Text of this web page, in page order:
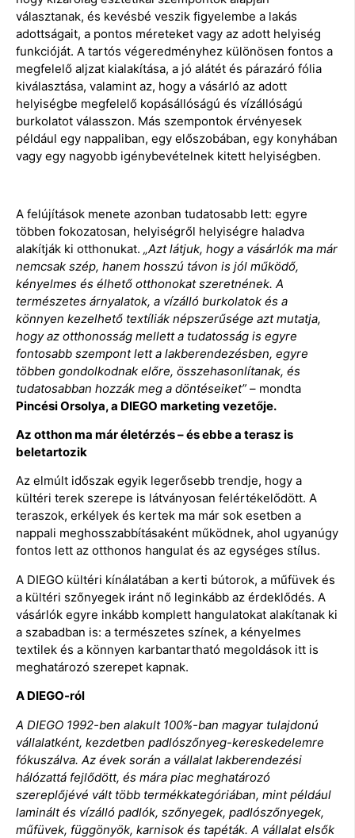
választanak, és kevésbé veszik figyelembe a lakás
adottságait, a pontos méreteket vagy az adott helyiség
funkcióját. A tartós végeredményhez különösen fontos a
megfelelő aljzat kialakítása, a jó alátét és párazáró fólia
kiválasztása, valamint az, hogy a vásárló az adott
helyiségbe megfelelő kopásállóságú és vízállóságú
burkolatot válasszon. Más szempontok érvényesek
például egy nappaliban, egy előszobában, egy konyhában
vagy egy nagyobb igénybevételnek kitett helyiségben.
A felújítások menete azonban tudatosabb lett: egyre
többen fokozatosan, helyiségről helyiségre haladva
alakítják ki otthonukat. „Azt látjuk, hogy a vásárlók ma már
nemcsak szép, hanem hosszú távon is jól működő,
kényelmes és élhető otthonokat szeretnének. A
természetes árnyalatok, a vízálló burkolatok és a
könnyen kezelhető textíliák népszerűsége azt mutatja,
hogy az otthonosság mellett a tudatosság is egyre
fontosabb szempont lett a lakberendezésben, egyre
többen gondolkodnak előre, összehasonlítanak, és
tudatosabban hozzák meg a döntéseiket” – mondta
Pincési Orsolya, a DIEGO marketing vezetője.
Az otthon ma már életérzés – és ebbe a terasz is
beletartozik
Az elmúlt időszak egyik legerősebb trendje, hogy a
kültéri terek szerepe is látványosan felértékelődött. A
teraszok, erkélyek és kertek ma már sok esetben a
nappali meghosszabbításaként működnek, ahol ugyanúgy
fontos lett az otthonos hangulat és az egységes stílus.
A DIEGO kültéri kínálatában a kerti bútorok, a műfüvek és
a kültéri szőnyegek iránt nő leginkább az érdeklődés. A
vásárlók egyre inkább komplett hangulatokat alakítanak ki
a szabadban is: a természetes színek, a kényelmes
textilek és a könnyen karbantartható megoldások itt is
meghatározó szerepet kapnak.
A DIEGO-ról
A DIEGO 1992-ben alakult 100%-ban magyar tulajdonú
vállalatként, kezdetben padlószőnyeg-kereskedelemre
fókuszálva. Az évek során a vállalat lakberendezési
hálózattá fejlődött, és mára piac meghatározó
szereplőjévé vált több termékkategóriában, mint például
laminált és vízálló padlók, szőnyegek, padlószőnyegek,
műfüvek, függönyök, karnisok és tapéták. A vállalat elsők